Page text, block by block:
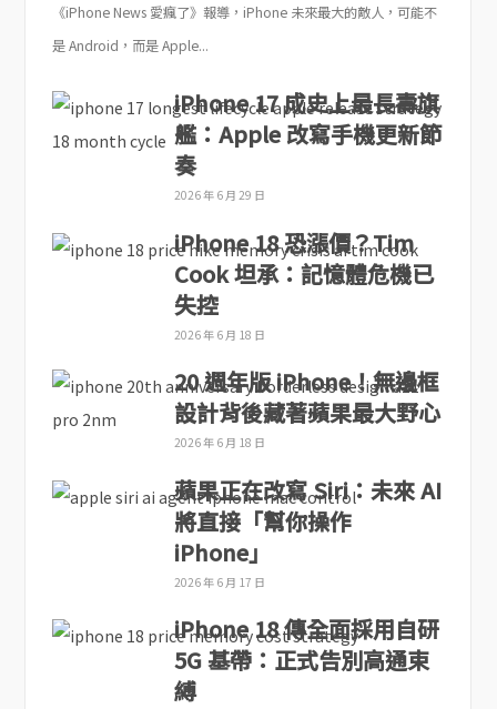
《iPhone News 愛瘋了》報導，iPhone 未來最大的敵人，可能不
是 Android，而是 Apple...
iPhone 17 成史上最長壽旗
艦：Apple 改寫手機更新節
奏
2026 年 6 月 29 日
iPhone 18 恐漲價？Tim
Cook 坦承：記憶體危機已
失控
2026 年 6 月 18 日
20 週年版 iPhone！無邊框
設計背後藏著蘋果最大野心
2026 年 6 月 18 日
蘋果正在改寫 Siri：未來 AI
將直接「幫你操作
iPhone」
2026 年 6 月 17 日
iPhone 18 傳全面採用自研
5G 基帶：正式告別高通束
縛